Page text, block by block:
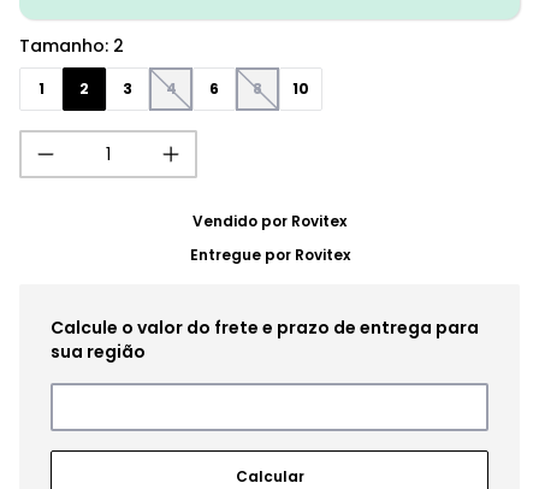
Tamanho: 2
1 2 3 4 6 8 10
Vendido por Rovitex
Entregue por Rovitex